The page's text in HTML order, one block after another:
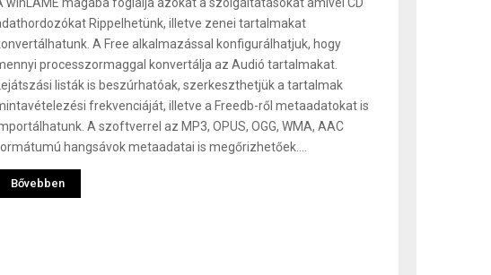
Rippelhetünk, illetve zenei tartalmakat
A Free alkalmazással konfigurálhatjuk, hogy
processzormaggal konvertálja az Audió tartalmakat.
listák is beszúrhatóak, szerkeszthetjük a tartalmak
frekvenciáját, illetve a Freedb-ről metaadatokat is
A szoftverrel az MP3, OPUS, OGG, WMA, AAC
hangsávok metaadatai is megőrizhetőek....
Bővebben